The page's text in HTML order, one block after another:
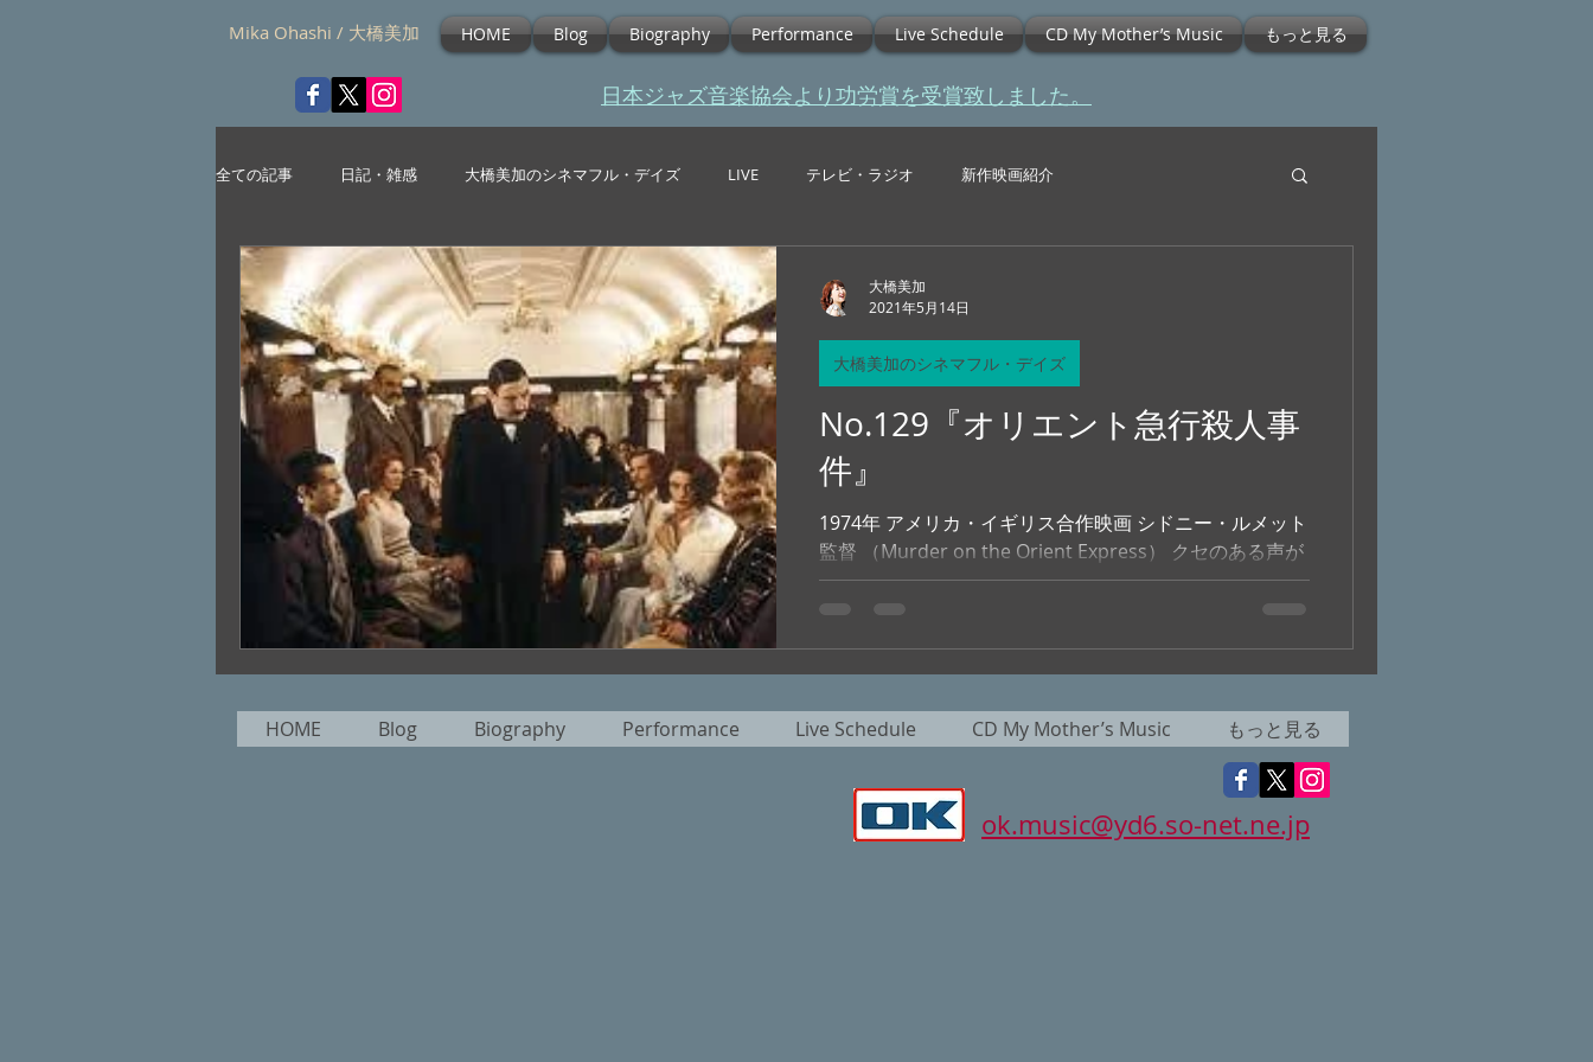
Mika Ohashi / 大橋美加 HOME Blog Biography Performance Live Schedule CD My Mother’s Music もっと見る
​日本ジャズ音楽協会より功労賞を受賞致しました。
全ての記事 日記・雑感 大橋美加のシネマフル・デイズ LIVE テレビ・ラジオ 新作映画紹介
No.129『オリエント急行殺人事
件』
1974年 アメリカ・イギリス合作映画 シドニー・ルメット
監督 （Murder on the Orient Express） クセのある声が
特徴的なイギリスの演技派アルバート・フィニーが、 名
大橋美加のシネマフル・デイズ
大橋美加
2021年5月14日
HOME Blog Biography Performance Live Schedule CD My Mother’s Music もっと見る
ok.music@yd6.so-net.ne.jp